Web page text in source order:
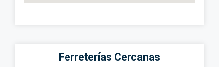
Ferreterías Cercanas